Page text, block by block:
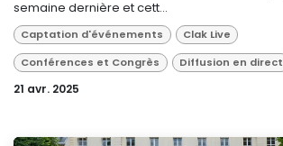
semaine dernière et cett...
Captation d'événements
Clak Live
Conférences et Congrès
Diffusion en direct
21 avr. 2025